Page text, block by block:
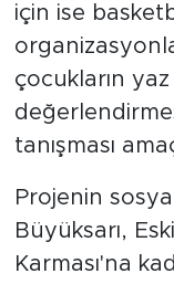
için ise
çocukların
tanışması
Projenin
Büyüksarı,
Karması'na